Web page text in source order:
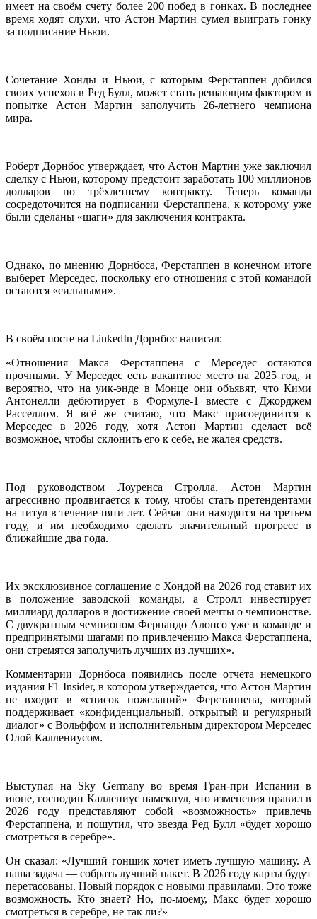
имеет на своём счету более 200 побед в гонках. В последнее
время ходят слухи, что Астон Мартин сумел выиграть гонку
за подписание Ньюи.
Сочетание Хонды и Ньюи, с которым Ферстаппен добился
своих успехов в Ред Булл, может стать решающим фактором в
попытке Астон Мартин заполучить 26-летнего чемпиона
мира.
Роберт Дорнбос утверждает, что Астон Мартин уже заключил
сделку с Ньюи, которому предстоит заработать 100 миллионов
долларов по трёхлетнему контракту. Теперь команда
сосредоточится на подписании Ферстаппена, к которому уже
были сделаны «шаги» для заключения контракта.
Однако, по мнению Дорнбоса, Ферстаппен в конечном итоге
выберет Мерседес, поскольку его отношения с этой командой
остаются «сильными».
В своём посте на LinkedIn Дорнбос написал:
«Отношения Макса Ферстаппена с Мерседес остаются
прочными. У Мерседес есть вакантное место на 2025 год, и
вероятно, что на уик-энде в Монце они объявят, что Кими
Антонелли дебютирует в Формуле-1 вместе с Джорджем
Расселлом. Я всё же считаю, что Макс присоединится к
Мерседес в 2026 году, хотя Астон Мартин сделает всё
возможное, чтобы склонить его к себе, не жалея средств.
Под руководством Лоуренса Стролла, Астон Мартин
агрессивно продвигается к тому, чтобы стать претендентами
на титул в течение пяти лет. Сейчас они находятся на третьем
году, и им необходимо сделать значительный прогресс в
ближайшие два года.
Их эксклюзивное соглашение с Хондой на 2026 год ставит их
в положение заводской команды, а Стролл инвестирует
миллиард долларов в достижение своей мечты о чемпионстве.
С двукратным чемпионом Фернандо Алонсо уже в команде и
предпринятыми шагами по привлечению Макса Ферстаппена,
они стремятся заполучить лучших из лучших».
Комментарии Дорнбоса появились после отчёта немецкого
издания F1 Insider, в котором утверждается, что Астон Мартин
не входит в «список пожеланий» Ферстаппена, который
поддерживает «конфиденциальный, открытый и регулярный
диалог» с Вольффом и исполнительным директором Мерседес
Олой Каллениусом.
Выступая на Sky Germany во время Гран-при Испании в
июне, господин Каллениус намекнул, что изменения правил в
2026 году представляют собой «возможность» привлечь
Ферстаппена, и пошутил, что звезда Ред Булл «будет хорошо
смотреться в серебре».
Он сказал: «Лучший гонщик хочет иметь лучшую машину. А
наша задача — собрать лучший пакет. В 2026 году карты будут
перетасованы. Новый порядок с новыми правилами. Это тоже
возможность. Кто знает? Но, по-моему, Макс будет хорошо
смотреться в серебре, не так ли?»